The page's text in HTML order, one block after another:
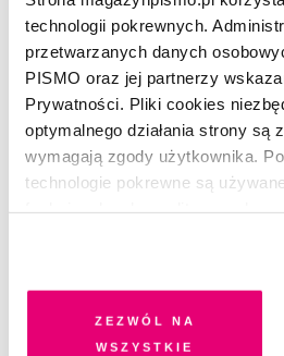
technologii pokrewnych.
przetwarzanych danych
PISMO oraz jej partnerzy
Prywatności. Pliki cookies
optymalnego działania strony są
wymagają zgody użytkownika.
technologie pokrewne są
dobrowolną zgodę na pliki
pokrewne, zgadzasz się na
na Twoim urządzeniu końcowym
przetwarzanie danych. Zgodę na
Zezwól na
wszystkie
CZYTAJ